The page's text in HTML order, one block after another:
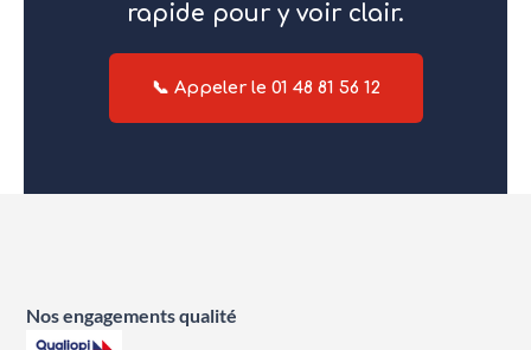
rapide pour y voir clair.
📞 Appeler le 01 48 81 56 12
Nos engagements qualité